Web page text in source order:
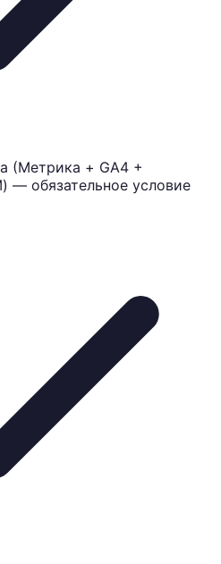
(Метрика + GA4 +
— обязательное условие